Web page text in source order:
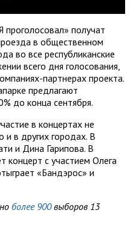
проголосовал» получат
в общественном
во все республиканские
всего дня голосования,
партнерах проекта.
предлагают
до конца сентября.
в концертах не
и в других городах. В
и Дина Гарипова. В
концерт с участием Олега
«Бандэрос» и
более 900выборов 13